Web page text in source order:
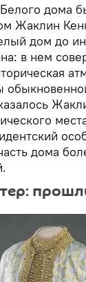
дома
Жаклин
дом до
в нем
дома